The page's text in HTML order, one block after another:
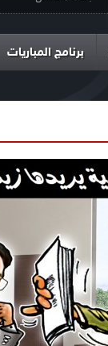
برنامج المباريات